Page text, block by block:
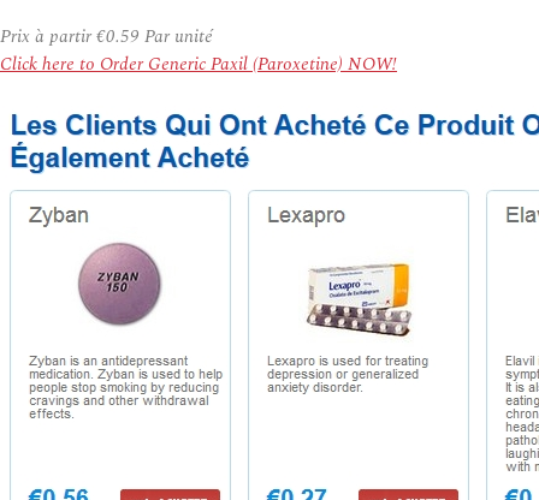
Prix à partir€0.59 Par unité
Click here to Order Generic Paxil (Paroxetine) NOW!